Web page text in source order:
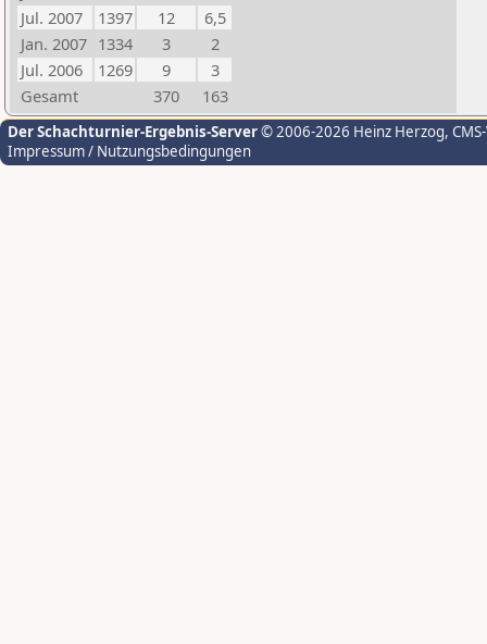
Jul. 2007
1397 12
6,5
Jan. 2007 1334 3
2
Jul. 2006
1269 9
3
Gesamt
370 163
Der Schachturnier-Ergebnis-Server© 2006-2026 Heinz Herzog,
Impressum / Nutzungsbedingungen